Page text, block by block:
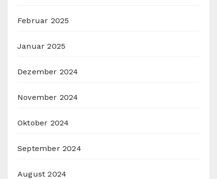
Februar 2025
Januar 2025
Dezember 2024
November 2024
Oktober 2024
September 2024
August 2024